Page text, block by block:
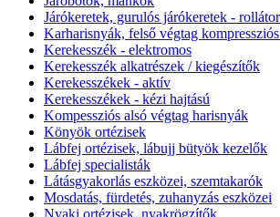
Járókeretek, gurulós járókeretek -
Karharisnyák, felső végtag
Kerekesszék - elektromos
Kerekesszék alkatrészek / kiegészítők
Kerekesszékek - aktív
Kerekesszékek - kézi hajtású
Kompessziós alsó végtag harisnyák
Könyök ortézisek
Lábfej ortézisek, lábujj bütyök kezelők
Lábfej specialisták
Látásgyakorlás eszközei, szemtakarók
Mosdatás, fürdetés, zuhanyzás eszközei
Nyaki ortézisek, nyakrögzítők